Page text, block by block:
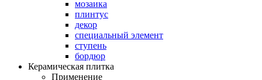
мозаика
плинтус
декор
специальный элемент
ступень
бордюр
Керамическая плитка
Применение